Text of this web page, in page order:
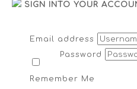
SIGN INTO YOUR
Email address
Password
Remember Me